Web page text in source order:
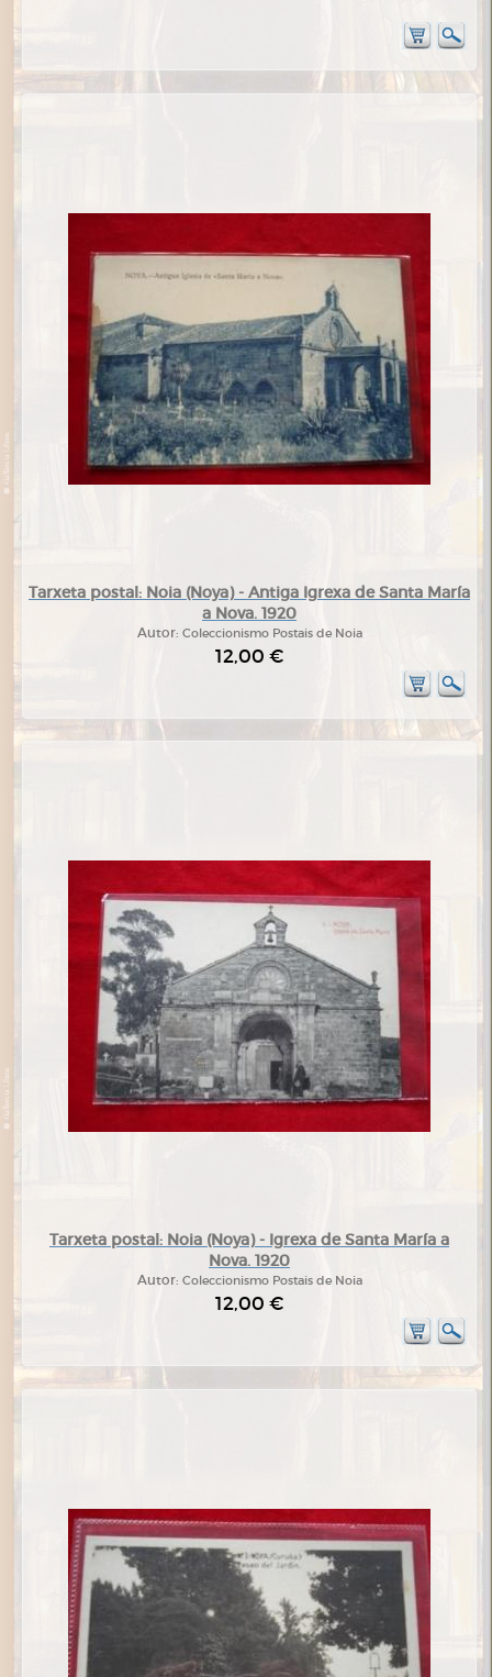
Tarxeta postal: Noia (Noya) - Antiga Igrexa de Santa María
a Nova. 1920
Autor: Coleccionismo Postais de Noia
12,00 €
Tarxeta postal: Noia (Noya) - Igrexa de Santa María a
Nova. 1920
Autor: Coleccionismo Postais de Noia
12,00 €